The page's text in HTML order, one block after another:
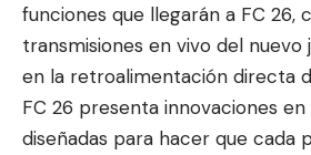
funciones que llegarán a FC 26,
transmisiones en vivo del nuevo
en la retroalimentación directa
FC 26 presenta innovaciones
diseñadas para hacer que cada